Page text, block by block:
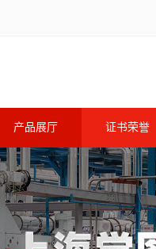
产品展厅 证书荣誉